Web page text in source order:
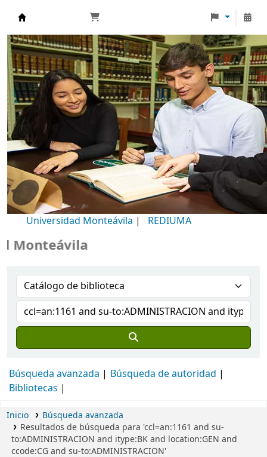
Biblioteca Universidad Monteávila
Universidad Monteávila | REDIUMA
Búsqueda avanzada
Búsqueda de autoridad
Bibliotecas
Inicio
Búsqueda avanzada
Resultados de búsqueda para 'ccl=an:1161 and su-
to:ADMINISTRACION and itype:BK and location:GEN and
ccode:CG and su-to:ADMINISTRACION'